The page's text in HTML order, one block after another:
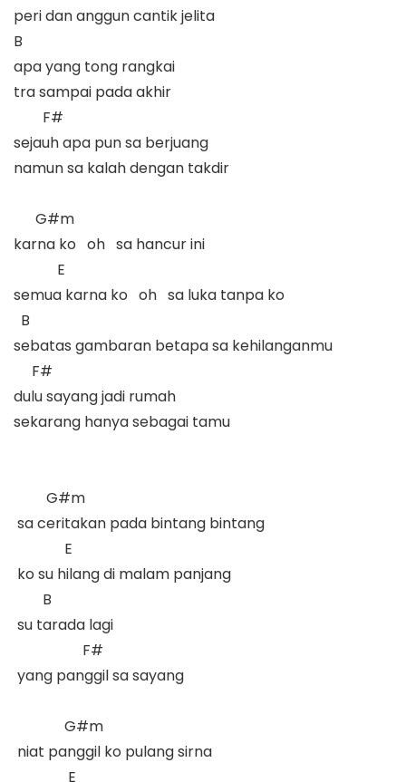
peri dan anggun cantik jelita
B
apa yang tong rangkai
tra sampai pada akhir
        F#
sejauh apa pun sa berjuang
namun sa kalah dengan takdir
      G#m
karna ko   oh   sa hancur ini
            E
semua karna ko   oh   sa luka tanpa ko
  B
sebatas gambaran betapa sa kehilanganmu
     F#
dulu sayang jadi rumah
sekarang hanya sebagai tamu
         G#m
sa ceritakan pada bintang bintang
              E
ko su hilang di malam panjang
        B
su tarada lagi
                   F#
yang panggil sa sayang
              G#m
niat panggil ko pulang sirna
               E